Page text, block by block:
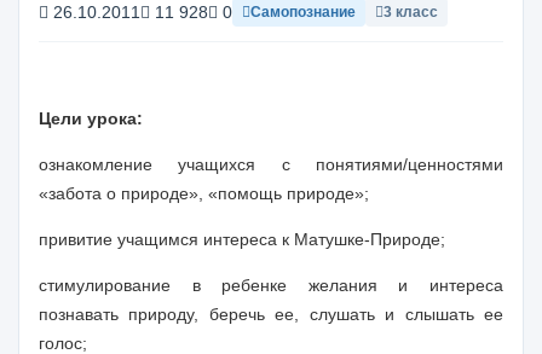
26.10.2011 11 928 0 Самопознание 3 класс
Цели урока:
ознакомление учащихся с понятиями/ценностями
«забота о природе», «помощь природе»;
привитие учащимся интереса к Матушке-Природе;
стимулирование в ребенке желания и интереса
познавать природу, беречь ее, слушать и слышать ее
голос;